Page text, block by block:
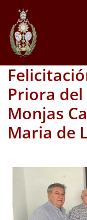
Priora
Monjas
Maria de